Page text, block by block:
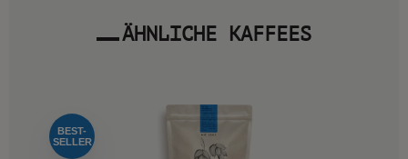
ÄHNLICHE KAFFEES
BEST-
SELLER